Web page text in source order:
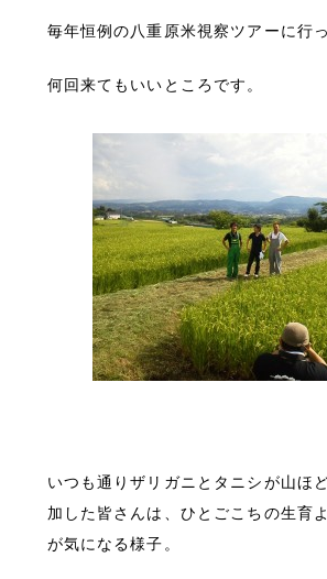
毎年恒例の八重原米視察ツアーに行
何回来てもいいところです。
いつも通りザリガニとタニシが山ほ
加した皆さんは、ひとごこちの生育
が気になる様子。